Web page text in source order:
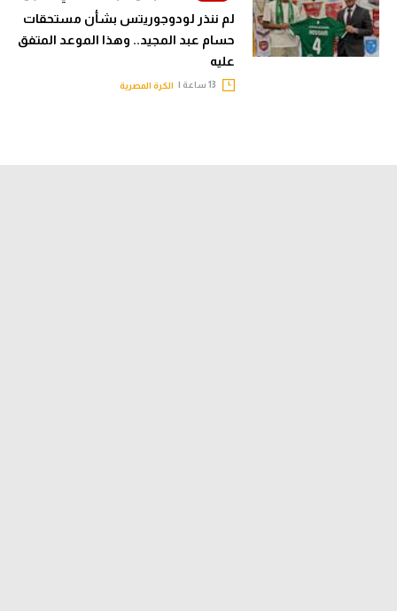
لم ننذر لودوجوريتس بشأن مستحقات
حسام عبد المجيد.. وهذا الموعد المتفق
عليه
الكرة المصرية